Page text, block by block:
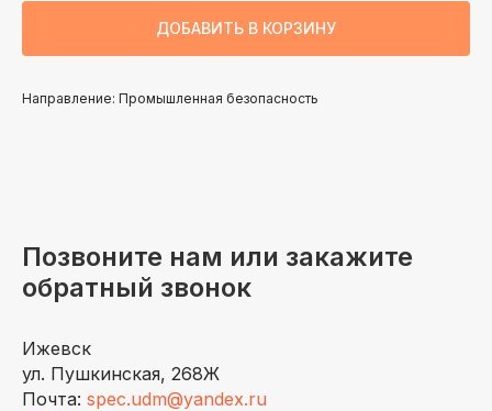
ДОБАВИТЬ В КОРЗИНУ
Направление: Промышленная безопасность
Позвоните нам или закажите
обратный звонок
Ижевск
ул. Пушкинская, 268Ж
Почта: spec.udm@yandex.ru